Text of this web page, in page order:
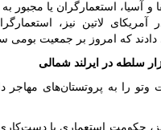
و آسیا، استعمارگران یا
آمریکای لاتین نیز،
که امروز بر جمعیت بومی
سلطه در ایرلند شمالی
وتو را به پروتستان‌های مهاجر
حکومت استعماری با